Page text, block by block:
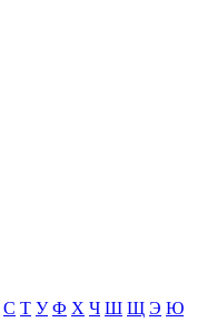
С Т У Ф Х Ч Ш Щ Э Ю